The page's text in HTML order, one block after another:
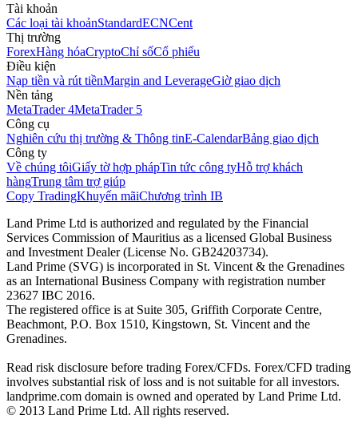
Tài khoản
Các loại tài khoảnStandardECNCent
Thị trường
ForexHàng hóaCryptoChỉ sốCổ phiếu
Điều kiện
Nạp tiền và rút tiềnMargin and LeverageGiờ giao dịch
Nền tảng
MetaTrader 4MetaTrader 5
Công cụ
Nghiên cứu thị trường & Thông tinE-CalendarBảng giao dịch
Công ty
Về chúng tôiGiấy tờ hợp phápTin tức công tyHỗ trợ khách
hàngTrung tâm trợ giúp
Copy TradingKhuyến mãiChương trình IB
Land Prime Ltd is authorized and regulated by the Financial
Services Commission of Mauritius as a licensed Global Business
and Investment Dealer (License No. GB24203734).
Land Prime (SVG) is incorporated in St. Vincent & the Grenadines
as an International Business Company with registration number
23627 IBC 2016.
The registered office is at Suite 305, Griffith Corporate Centre,
Beachmont, P.O. Box 1510, Kingstown, St. Vincent and the
Grenadines.
Read risk disclosure before trading Forex/CFDs. Forex/CFD trading
involves substantial risk of loss and is not suitable for all investors.
landprime.com domain is owned and operated by Land Prime Ltd.
© 2013 Land Prime Ltd. All rights reserved.